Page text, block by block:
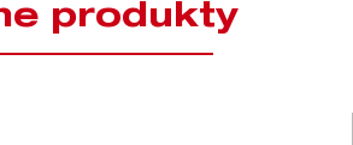
produkty